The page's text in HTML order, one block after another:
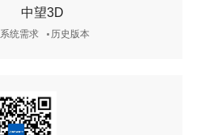
中望3D
系统需求 历史版本